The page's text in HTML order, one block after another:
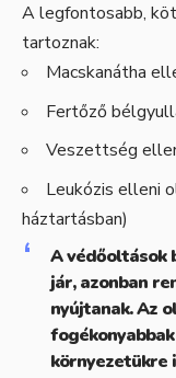
A legfontosabb,
tartoznak:
Macskanátha
Fertőző
Veszettség
Leukózis elleni
háztartásban)
A védőoltások
jár, azonban
nyújtanak. Az
környezetükre